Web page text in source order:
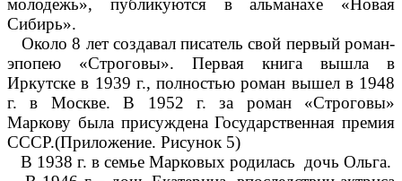
Сибирь».
Около 8 лет создавал писатель свой первый роман-
эпопею «Строговы».
Первая книга вышла в
Иркутске в 1939 г., полностью роман вышел в 1948
г. в Москве. В 1952 г. за роман «Строговы»
Маркову была присуждена Государственная премия
СССР.(Приложение. Рисунок 5)
В 1938 г. в семье Марковых родилась дочь Ольга.